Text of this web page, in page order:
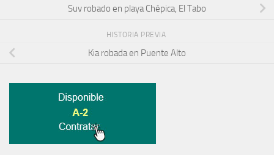
Suv robado en playa Chépica, El Tabo
HISTORIA PREVIA
Kia robada en Puente Alto